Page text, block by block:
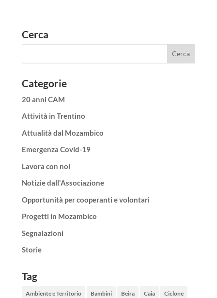
Cerca
Categorie
20 anni CAM
Attività in Trentino
Attualità dal Mozambico
Emergenza Covid-19
Lavora con noi
Notizie dall'Associazione
Opportunità per cooperanti e volontari
Progetti in Mozambico
Segnalazioni
Storie
Tag
Ambiente e Territorio Bambini Beira Caia Ciclone